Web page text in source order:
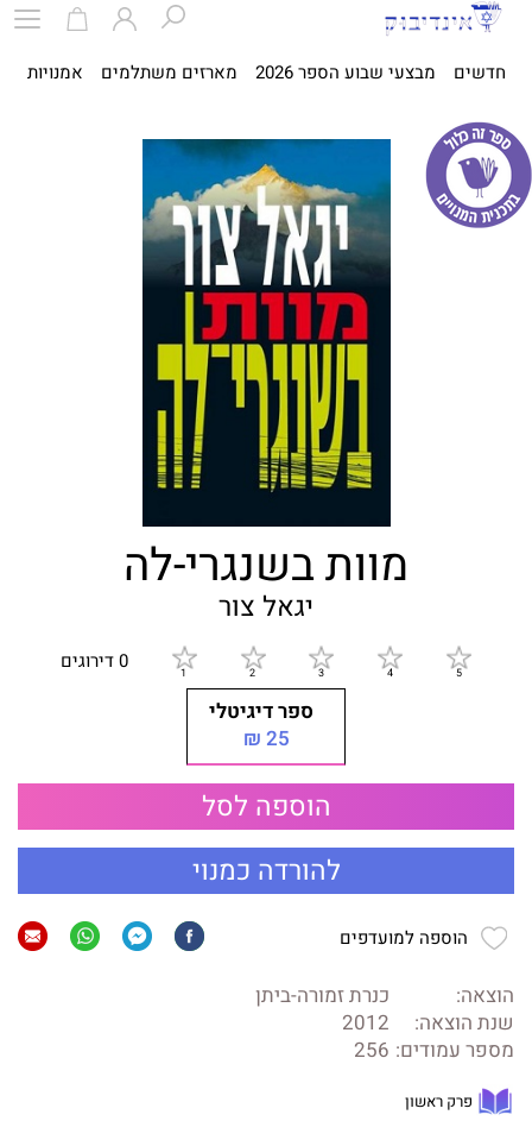
חדשים מבצעי שבוע הספר 2026 מארזים משתלמים אמנויות
מוות בשנגרי-לה
יגאל צור
0 דירוגים
ספר דיגיטלי
25 ₪
הוספה לסל
להורדה כמנוי
הוספה למועדפים
הוצאה:
כנרת זמורה-ביתן
שנת הוצאה:
2012
מספר עמודים: 256
פרק ראשון